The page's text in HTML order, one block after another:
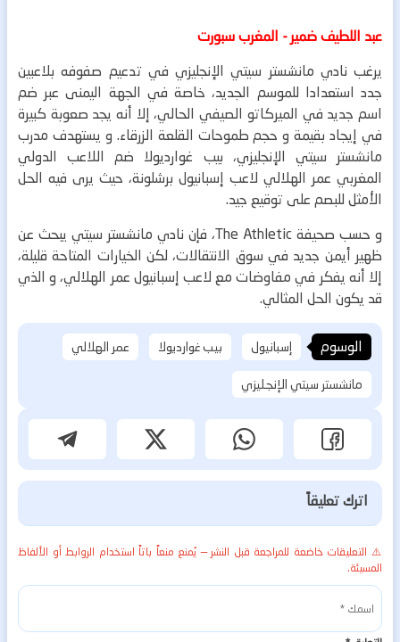
عبد اللطيف ضمير - المغرب سبورت
يرغب نادي مانشستر سيتي الإنجليزي في تدعيم صفوفه بلاعبين
جدد استعدادا للموسم الجديد، خاصة في الجهة اليمنى عبر ضم
اسم جديد في الميركاتو الصيفي الحالي، إلا أنه يجد صعوبة كبيرة
في إيجاد بقيمة و حجم طموحات القلعة الزرقاء. و يستهدف مدرب
مانشستر سيتي الإنجليزي، بيب غوارديولا ضم اللاعب الدولي
المغربي عمر الهلالي لاعب إسبانيول برشلونة، حيث يرى فيه الحل
الأمثل للبصم على توقيع جيد.
و حسب صحيفة The Athletic، فإن نادي مانشستر سيتي يبحث عن
ظهير أيمن جديد في سوق الانتقالات، لكن الخيارات المتاحة قليلة،
إلا أنه يفكر في مفاوضات مع لاعب إسبانيول عمر الهلالي، و الذي
قد يكون الحل المثالي.
الوسوم إسبانيول بيب غوارديولا
عمر الهلالي
مانشستر سيتي الإنجليزي
اترك تعليقاً
⚠️ التعليقات خاضعة للمراجعة قبل النشر — يُمنع منعاً باتاً استخدام الروابط أو الألفاظ
المسيئة.